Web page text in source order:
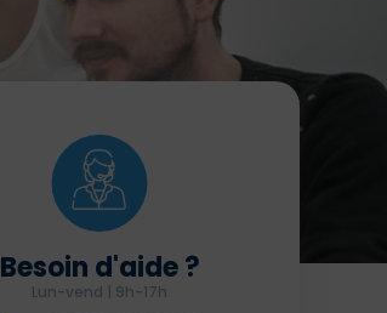
Besoin d'aide ?
Lun-vend | 9h-17h